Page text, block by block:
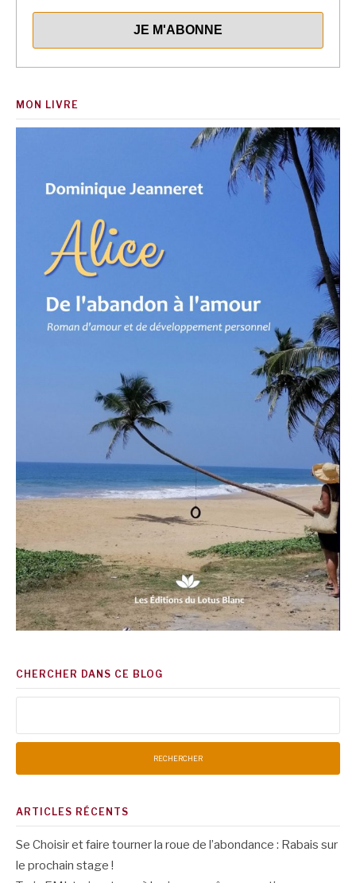
MON LIVRE
CHERCHER DANS CE BLOG
ARTICLES RÉCENTS
Se Choisir et faire tourner la roue de l’abondance : Rabais sur
le prochain stage !